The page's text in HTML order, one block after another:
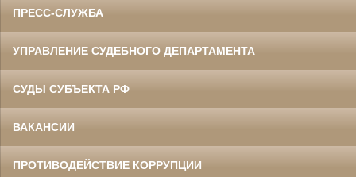
ПРЕСС-СЛУЖБА
УПРАВЛЕНИЕ СУДЕБНОГО ДЕПАРТАМЕНТА
СУДЫ СУБЪЕКТА РФ
ВАКАНСИИ
ПРОТИВОДЕЙСТВИЕ КОРРУПЦИИ